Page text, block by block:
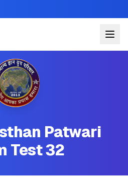
Patwari
Test 32